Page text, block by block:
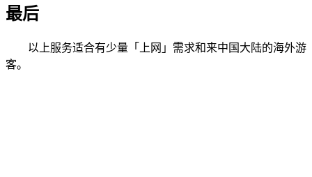
最后
以上服务适合有少量「上网」需求和来中国大陆的海外游
客。